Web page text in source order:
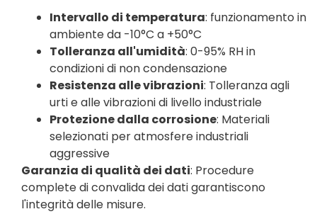
Intervallo di temperatura: funzionamento in
ambiente da -10°C a +50°C
Tolleranza all'umidità: 0-95% RH in
condizioni di non condensazione
Resistenza alle vibrazioni: Tolleranza agli
urti e alle vibrazioni di livello industriale
Protezione dalla corrosione: Materiali
selezionati per atmosfere industriali
aggressive
Garanzia di qualità dei dati: Procedure
complete di convalida dei dati garantiscono
l'integrità delle misure.